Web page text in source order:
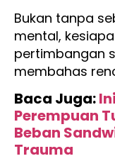
Bukan tanpa
mental,
pertimbangan
membahas
Baca Juga:
Perempuan
Beban
Trauma